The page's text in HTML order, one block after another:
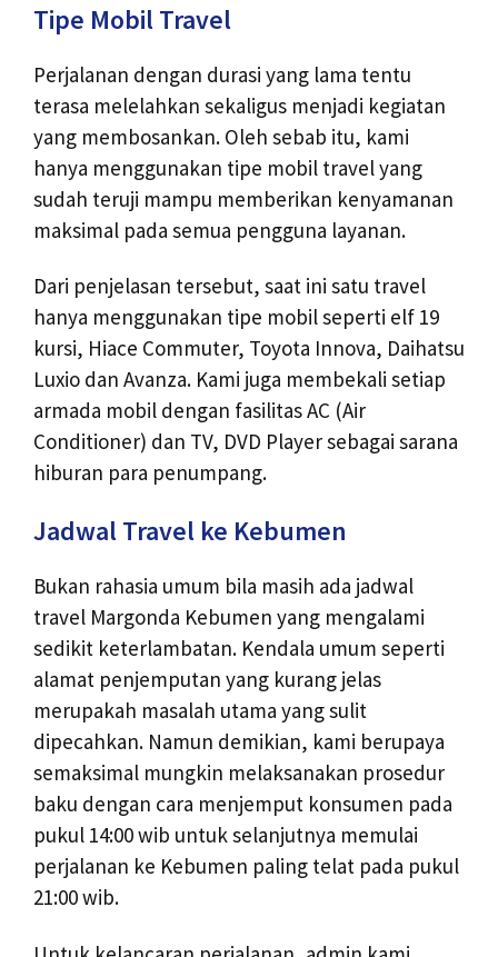
Tipe Mobil Travel
Perjalanan dengan durasi yang lama tentu
terasa melelahkan sekaligus menjadi kegiatan
yang membosankan. Oleh sebab itu, kami
hanya menggunakan tipe mobil travel yang
sudah teruji mampu memberikan kenyamanan
maksimal pada semua pengguna layanan.
Dari penjelasan tersebut, saat ini satu travel
hanya menggunakan tipe mobil seperti elf 19
kursi, Hiace Commuter, Toyota Innova, Daihatsu
Luxio dan Avanza. Kami juga membekali setiap
armada mobil dengan fasilitas AC (Air
Conditioner) dan TV, DVD Player sebagai sarana
hiburan para penumpang.
Jadwal Travel ke Kebumen
Bukan rahasia umum bila masih ada jadwal
travel Margonda Kebumen yang mengalami
sedikit keterlambatan. Kendala umum seperti
alamat penjemputan yang kurang jelas
merupakah masalah utama yang sulit
dipecahkan. Namun demikian, kami berupaya
semaksimal mungkin melaksanakan prosedur
baku dengan cara menjemput konsumen pada
pukul 14:00 wib untuk selanjutnya memulai
perjalanan ke Kebumen paling telat pada pukul
21:00 wib.